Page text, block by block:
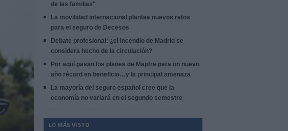
de las familias"
La movilidad internacional plantea nuevos retos
para el seguro de Decesos
Debate profesional: ¿el incendio de Madrid se
considera hecho de la circulación?
Por aquí pasan los planes de Mapfre para un nuevo
año récord en beneficio…y la principal amenaza
La mayoría del seguro español cree que la
economía no variará en el segundo semestre
LO MÁS VISTO